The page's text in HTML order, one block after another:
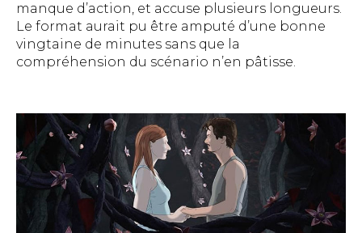
manque d’action, et accuse plusieurs longueurs.
Le format aurait pu être amputé d’une bonne
vingtaine de minutes sans que la
compréhension du scénario n’en pâtisse.